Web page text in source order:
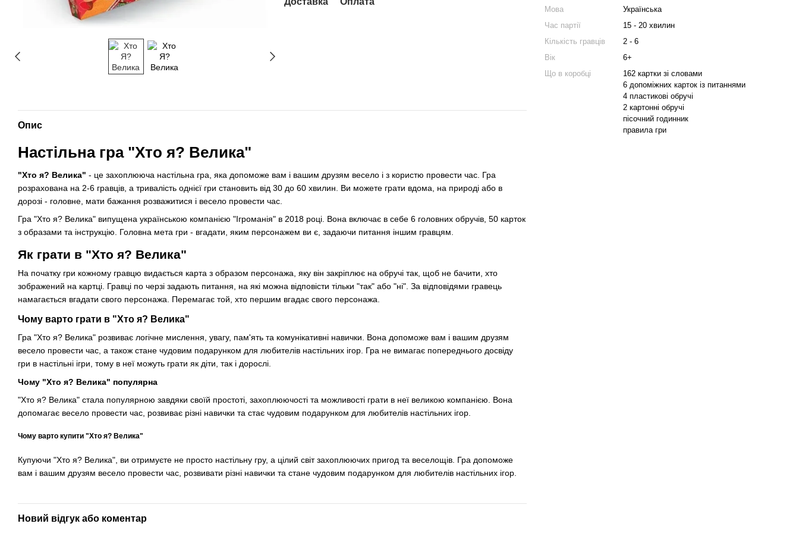
Мова
Українська
Час партії
15 - 20 хвилин
Кількість гравців
2 - 6
Вік
6+
Що в коробці
162 картки зі словами
6 допоміжних карток із питаннями
4 пластикові обручі
2 картонні обручі
пісочний годинник
правила гри
Опис
Настільна гра "Хто я? Велика"
"Хто я? Велика" - це захоплююча настільна гра, яка допоможе вам і вашим друзям весело і з користю провести час. Гра
розрахована на 2-6 гравців, а тривалість однієї гри становить від 30 до 60 хвилин. Ви можете грати вдома, на природі або в
дорозі - головне, мати бажання розважитися і весело провести час.
Гра "Хто я? Велика" випущена українською компанією "Ігроманія" в 2018 році. Вона включає в себе 6 головних обручів, 50 карток
з образами та інструкцію. Головна мета гри - вгадати, яким персонажем ви є, задаючи питання іншим гравцям.
Як грати в "Хто я? Велика"
На початку гри кожному гравцю видається карта з образом персонажа, яку він закріплює на обручі так, щоб не бачити, хто
зображений на картці. Гравці по черзі задають питання, на які можна відповісти тільки "так" або "ні". За відповідями гравець
намагається вгадати свого персонажа. Перемагає той, хто першим вгадає свого персонажа.
Чому варто грати в "Хто я? Велика"
Гра "Хто я? Велика" розвиває логічне мислення, увагу, пам'ять та комунікативні навички. Вона допоможе вам і вашим друзям
весело провести час, а також стане чудовим подарунком для любителів настільних ігор. Гра не вимагає попереднього досвіду
гри в настільні ігри, тому в неї можуть грати як діти, так і дорослі.
Чому "Хто я? Велика" популярна
"Хто я? Велика" стала популярною завдяки своїй простоті, захоплюючості та можливості грати в неї великою компанією. Вона
допомагає весело провести час, розвиває різні навички та стає чудовим подарунком для любителів настільних ігор.
Чому варто купити "Хто я? Велика"
Купуючи "Хто я? Велика", ви отримуєте не просто настільну гру, а цілий світ захоплюючих пригод та веселощів. Гра допоможе
вам і вашим друзям весело провести час, розвивати різні навички та стане чудовим подарунком для любителів настільних ігор.
Новий відгук або коментар